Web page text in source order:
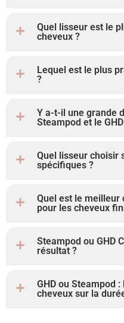
Quel lisseur est le
cheveux ?
Lequel est le plus
?
Y a-t-il une grande
Steampod et le
Quel lisseur choisir
spécifiques ?
Quel est le meilleur
pour les cheveux
Steampod ou GHD
résultat ?
GHD ou Steampod
cheveux sur la